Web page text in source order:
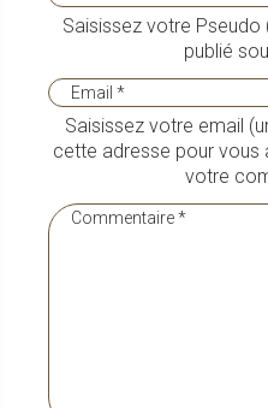
Saisissez votre
publié
Saisissez votre email
cette adresse pour vous
votre